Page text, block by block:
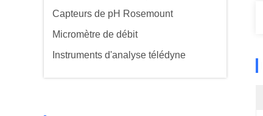
Capteurs de pH Rosemount
Micromètre de débit
Instruments d'analyse télédyne